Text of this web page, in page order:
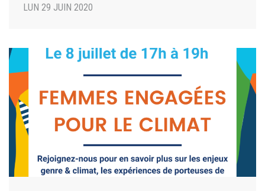
LUN 29 JUIN 2020